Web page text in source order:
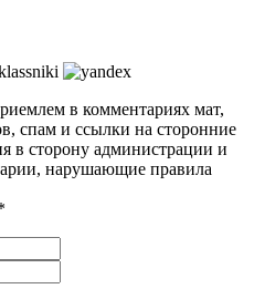
в комментариях мат,
спам и ссылки на сторонние
в сторону администрации и
нарушающие правила